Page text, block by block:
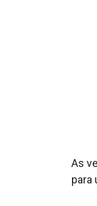
As
para